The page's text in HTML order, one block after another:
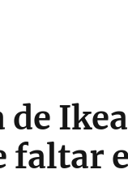
faltar